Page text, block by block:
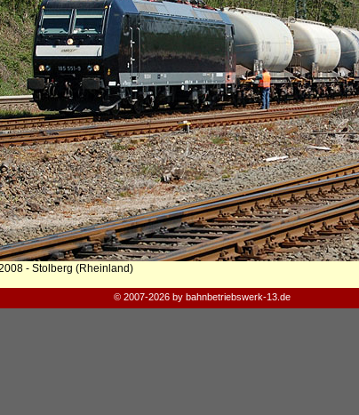
- Stolberg (Rheinland)
© 2007-2026 by bahnbetriebswerk-13.de